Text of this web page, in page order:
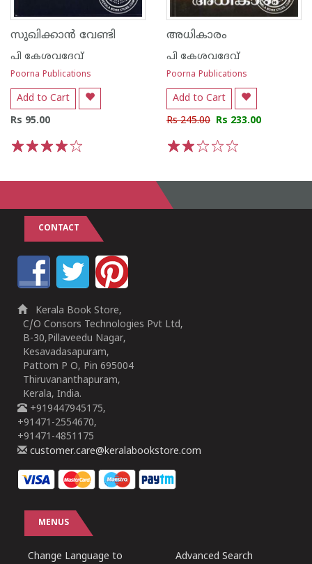
സുഖിക്കാ‌ന്‍ വേണ്ടി
പി കേശവദേവ്‌
Poorna Publications
Add to Cart
Rs 95.00
അധികാരം
പി കേശവദേവ്‌
Poorna Publications
Add to Cart
Rs 245.00 Rs 233.00
CONTACT
Kerala Book Store,
C/O Consors Technologies Pvt Ltd,
B-30,Pillaveedu Nagar,
Kesavadasapuram,
Pattom P O, Pin 695004
Thiruvananthapuram,
Kerala, India.
+919447945175,
+91471-2554670,
+91471-4851175
customer.care@keralabookstore.com
MENUS
Change Language to
Advanced Search